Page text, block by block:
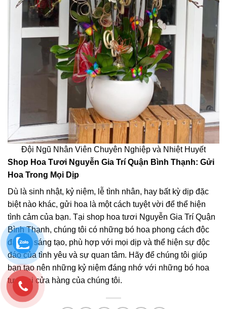
Đội Ngũ Nhân Viên Chuyên Nghiệp và Nhiệt Huyết
Shop Hoa Tươi Nguyễn Gia Trí Quận Bình Thạnh: Gửi
Hoa Trong Mọi Dịp
Dù là sinh nhật, kỷ niệm, lễ tình nhân, hay bất kỳ dịp đặc
biệt nào khác, gửi hoa là một cách tuyệt vời để thể hiện
tình cảm của bạn. Tại shop hoa tươi Nguyễn Gia Trí Quận
Bình Thạnh, chúng tôi có những bó hoa phong cách độc
đáo và sáng tạo, phù hợp với mọi dịp và thể hiện sự độc
đáo của tình yêu và sự quan tâm. Hãy để chúng tôi giúp
bạn tạo nên những kỷ niệm đáng nhớ với những bó hoa
tươi tại cửa hàng của chúng tôi.